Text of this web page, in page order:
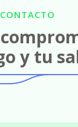
CONTACTO
y tu